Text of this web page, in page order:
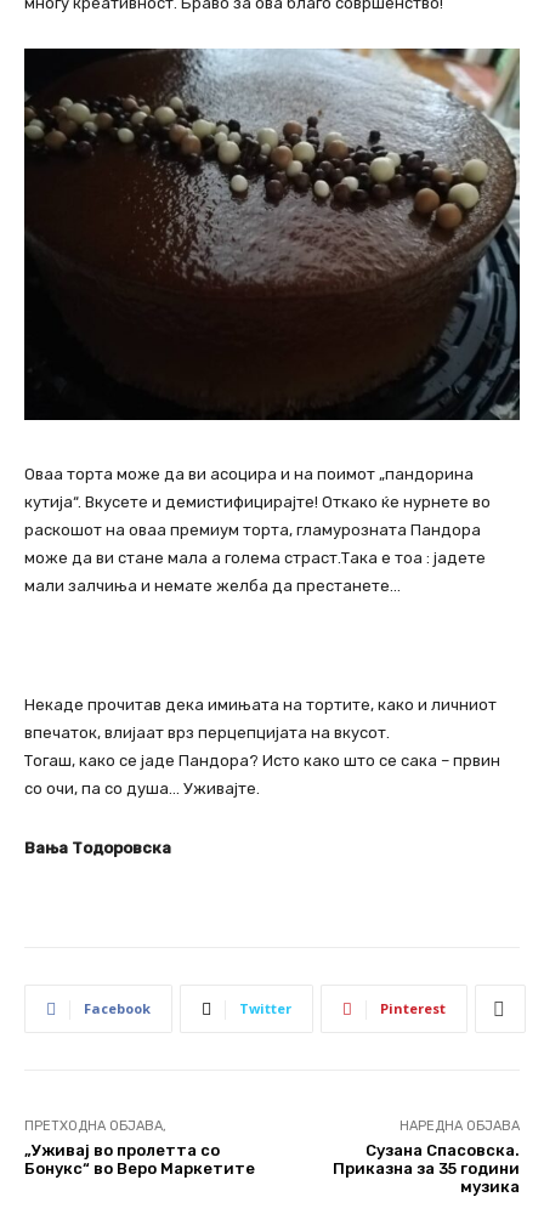
Оваа торта може да ви асоцира и на поимот „пандорина
кутија“. Вкусете и демистифицирајте! Откако ќе нурнете во
раскошот на оваа премиум торта, гламурозната Пандора
може да ви стане мала а голема страст.Така е тоа : јадете
мали залчиња и немате желба да престанете…
Некаде прочитав дека имињата на тортите, како и личниот
впечаток, влијаат врз перцепцијата на вкусот.
Тогаш, како се јаде Пандора? Исто како што се сака – првин
со очи, па со душа… Уживајте.
Вања Тодоровска
Facebook Twitter Pinterest
ПРЕТХОДНА ОБЈАВА,
„Уживај во пролетта со
Бонукс“ во Веро Маркетите
НАРЕДНА ОБЈАВА
Сузана Спасовска.
Приказна за 35 години
музика